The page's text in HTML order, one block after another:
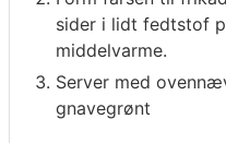
sider i lidt fedtstof
middelvarme.
Server med
gnavegrønt